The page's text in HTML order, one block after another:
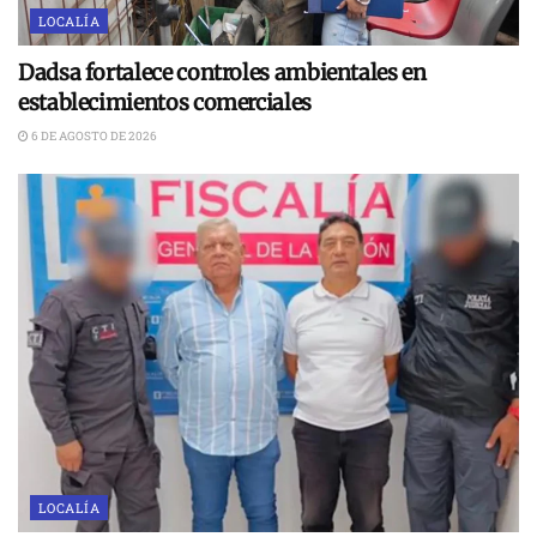
LOCALÍA
Dadsa fortalece controles ambientales en
establecimientos comerciales
6 DE AGOSTO DE 2026
LOCALÍA